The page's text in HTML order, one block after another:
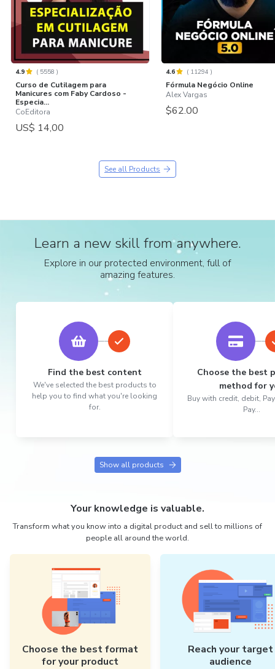
4.9 ( 5558 )
Curso de Cutilagem para
Manicures com Faby Cardoso -
Especia...
CoEditora
US$ 14,00
4.6 ( 11294 )
Fórmula Negócio Online
Alex Vargas
$62.00
See all Products
Learn a new skill from anywhere.
Explore in our protected environment, full of
amazing features.
Find the best content
We've selected the best products to
help you to find what you're looking
for.
Choose the best
method for
Buy with credit, debit,
Pay...
Show all products
Your knowledge is valuable.
Transform what you know into a digital product and sell to millions of
people all around the world.
Choose the best format
for your product
Reach your target
audience